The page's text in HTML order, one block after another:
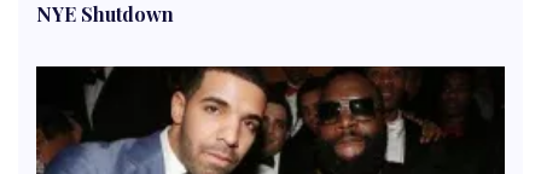
NYE Shutdown